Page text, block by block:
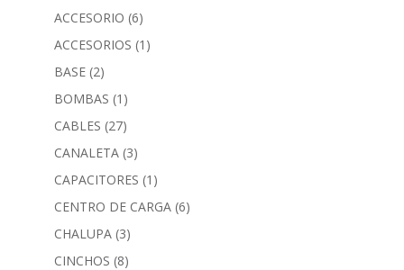
ACCESORIO (6)
ACCESORIOS (1)
BASE (2)
BOMBAS (1)
CABLES (27)
CANALETA (3)
CAPACITORES (1)
CENTRO DE CARGA (6)
CHALUPA (3)
CINCHOS (8)